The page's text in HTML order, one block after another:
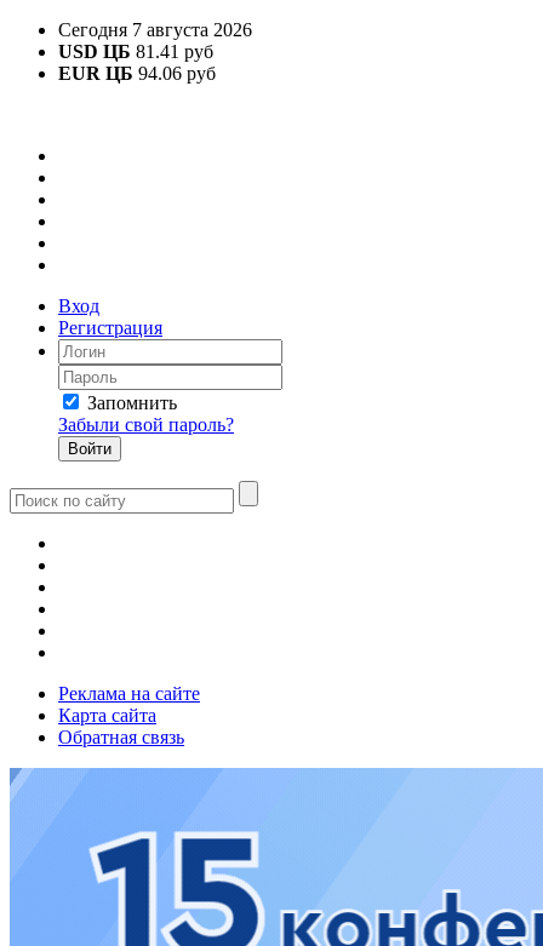
Сегодня 7 августа 2026
USD ЦБ 81.41 руб
EUR ЦБ 94.06 руб
Вход
Регистрация
Запомнить
Забыли свой пароль?
Реклама на сайте
Карта сайта
Обратная связь